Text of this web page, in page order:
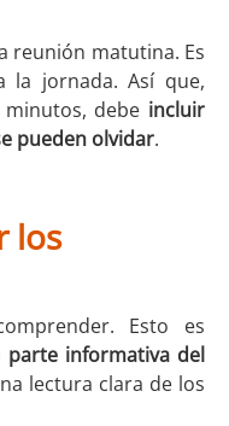
reunión matutina. Es
jornada. Así que,
debe incluir
pueden olvidar.
los
Esto es
parte informativa del
lectura clara de los